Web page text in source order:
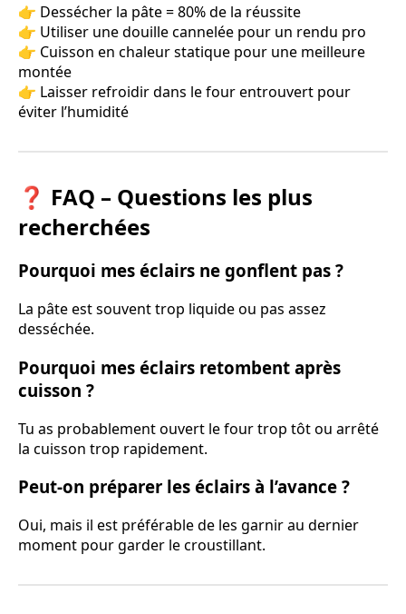
👉 Dessécher la pâte = 80% de la réussite
👉 Utiliser une douille cannelée pour un rendu pro
👉 Cuisson en chaleur statique pour une meilleure
montée
👉 Laisser refroidir dans le four entrouvert pour
éviter l’humidité
❓ FAQ – Questions les plus
recherchées
Pourquoi mes éclairs ne gonflent pas ?
La pâte est souvent trop liquide ou pas assez
desséchée.
Pourquoi mes éclairs retombent après
cuisson ?
Tu as probablement ouvert le four trop tôt ou arrêté
la cuisson trop rapidement.
Peut-on préparer les éclairs à l’avance ?
Oui, mais il est préférable de les garnir au dernier
moment pour garder le croustillant.